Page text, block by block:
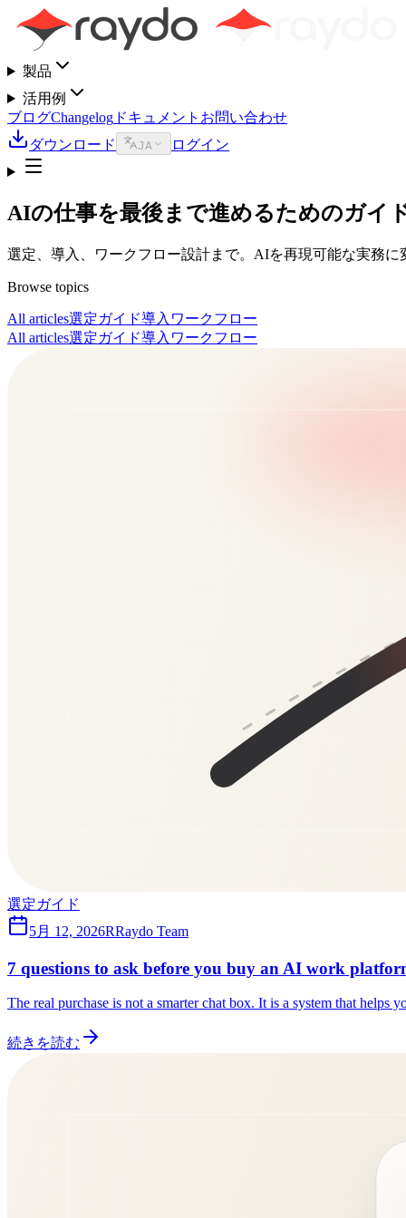
製品
活用例
ブログChangelog ドキュメント お問い合わせ
ダウンロード
JA ログイン
AIの仕事を最後まで進めるためのガイ
選定、導入、ワークフロー設計まで。AIを再現可能な実務
Browse topics
All articles選定ガイド導入 ワークフロー
All articles選定ガイド導入 ワークフロー
選定ガイド
5月 12, 2026RRaydo Team
7 questions to ask before you buy an AI work
The real purchase is not a smarter chat box. It is a system that helps
続きを読む